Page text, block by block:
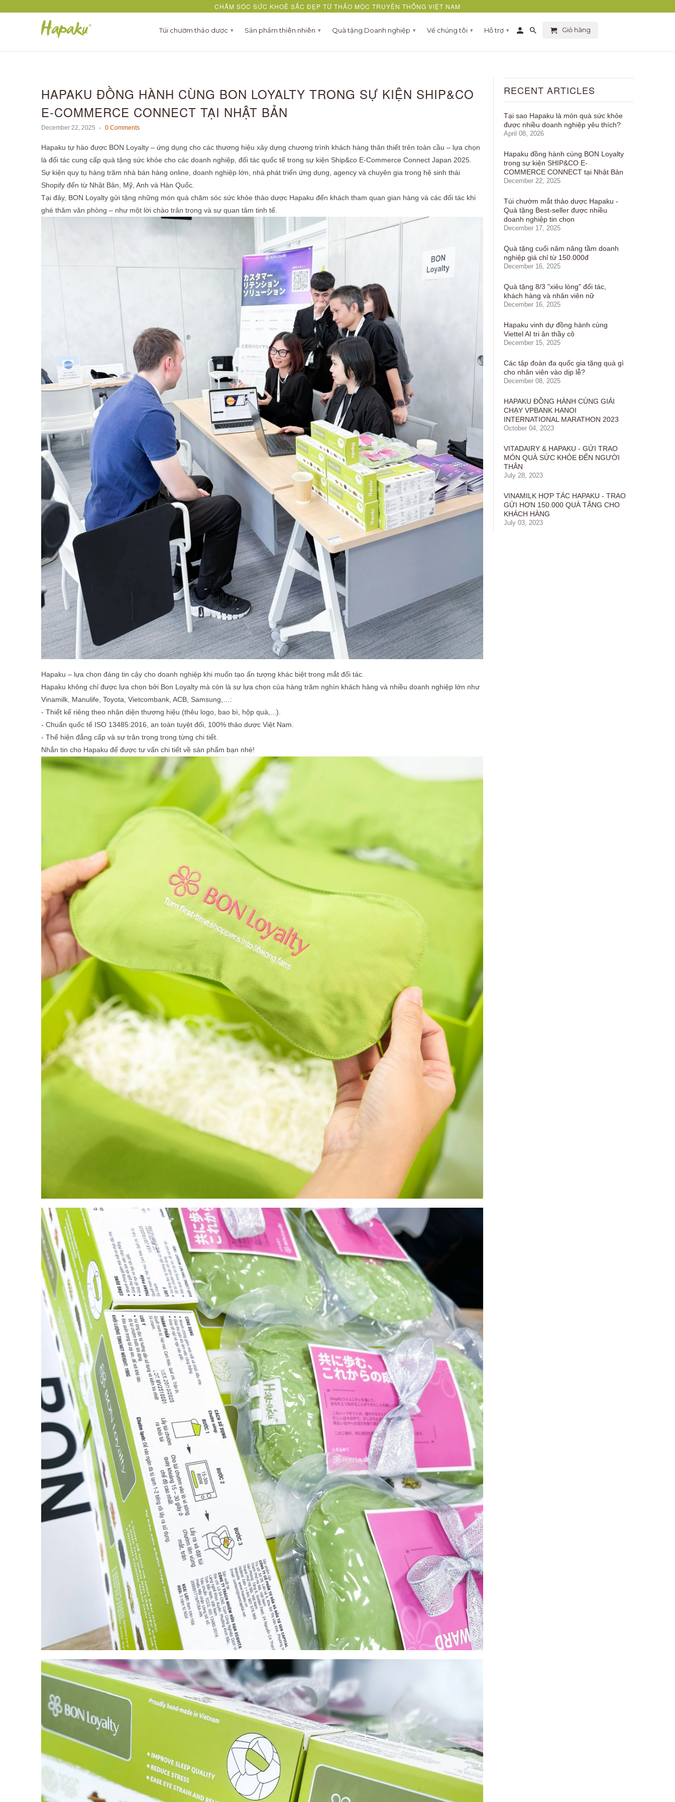
HAPAKU ĐỒNG HÀNH CÙNG BON LOYALTY TRONG SỰ KIỆN SHIP&CO
E-COMMERCE CONNECT TẠI NHẬT BẢN
December 22, 2025 0 Comments
Hapaku tự hào được BON Loyalty – ứng dụng cho các thương hiệu xây dựng chương trình khách hàng thân thiết trên toàn cầu – lựa chọn
là đối tác cung cấp quà tặng sức khỏe cho các doanh nghiệp, đối tác quốc tế trong sự kiện Ship&co E-Commerce Connect Japan 2025.
Sự kiện quy tụ hàng trăm nhà bán hàng online, doanh nghiệp lớn, nhà phát triển ứng dụng, agency và chuyên gia trong hệ sinh thái
Shopify đến từ Nhật Bản, Mỹ, Anh và Hàn Quốc.
Tại đây, BON Loyalty gửi tặng những món quà chăm sóc sức khỏe thảo dược Hapaku đến khách tham quan gian hàng và các đối tác khi
ghé thăm văn phòng – như một lời chào trân trọng và sự quan tâm tinh tế.
Hapaku – lựa chọn đáng tin cậy cho doanh nghiệp khi muốn tạo ấn tượng khác biệt trong mắt đối tác.
Hapaku không chỉ được lựa chọn bởi Bon Loyalty mà còn là sự lựa chọn của hàng trăm nghìn khách hàng và nhiều doanh nghiệp lớn như
Vinamilk, Manulife, Toyota, Vietcombank, ACB, Samsung,…:
- Thiết kế riêng theo nhận diện thương hiệu (thêu logo, bao bì, hộp quà,...).
- Chuẩn quốc tế ISO 13485:2016, an toàn tuyệt đối, 100% thảo dược Việt Nam.
- Thể hiện đẳng cấp và sự trân trọng trong từng chi tiết.
Nhắn tin cho Hapaku để được tư vấn chi tiết về sản phẩm bạn nhé!
RECENT ARTICLES
Tại sao Hapaku là món quà sức khỏe
được nhiều doanh nghiệp yêu thích?
April 08, 2026
Hapaku đồng hành cùng BON Loyalty
trong sự kiện SHIP&CO E-
COMMERCE CONNECT tại Nhật Bản
December 22, 2025
Túi chườm mắt thảo dược Hapaku -
Quà tặng Best-seller được nhiều
doanh nghiệp tin chọn
December 17, 2025
Quà tặng cuối năm nâng tầm doanh
nghiệp giá chỉ từ 150.000đ
December 16, 2025
Quà tặng 8/3 "xiêu lòng" đối tác,
khách hàng và nhân viên nữ
December 16, 2025
Hapaku vinh dự đồng hành cùng
Viettel AI tri ân thầy cô
December 15, 2025
Các tập đoàn đa quốc gia tặng quà gì
cho nhân viên vào dịp lễ?
December 08, 2025
HAPAKU ĐỒNG HÀNH CÙNG GIẢI
CHẠY VPBANK HANOI
INTERNATIONAL MARATHON 2023
October 04, 2023
VITADAIRY & HAPAKU - GỬI TRAO
MÓN QUÀ SỨC KHỎE ĐẾN NGƯỜI
THÂN
July 28, 2023
VINAMILK HỢP TÁC HAPAKU - TRAO
GỬI HƠN 150.000 QUÀ TẶNG CHO
KHÁCH HÀNG
July 03, 2023
CHĂM SÓC SỨC KHOẺ SẮC ĐẸP TỪ THẢO MỘC TRUYỀN THỐNG VIỆT NAM
Túi chườm thảo dược ▾ Sản phẩm thiên nhiên ▾ Quà tặng Doanh nghiệp ▾ Về chúng tôi ▾ Hỗ trợ ▾ Giỏ hàng